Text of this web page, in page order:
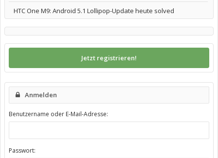
HTC One M9: Android 5.1 Lollipop-Update heute solved
Jetzt registrieren!
Anmelden
Benutzername oder E-Mail-Adresse:
Passwort: